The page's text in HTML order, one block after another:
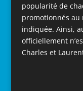
popularité de
promotionnés au
indiquée. Ainsi,
officiellement
Charles et